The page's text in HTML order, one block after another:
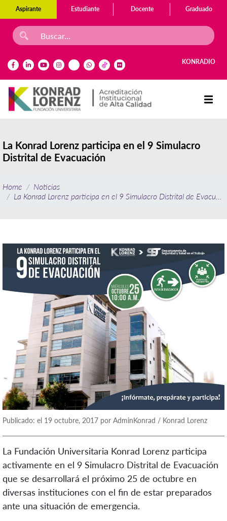
Aspirante Estudiante Docente Graduado
KONRADIO
La Konrad Lorenz participa en el 9 Simulacro
Distrital de Evacuación
Home
Noticias
La Konrad Lorenz participa en el 9 Simulacro Distrital de
Publicado: el 19 octubre, 2017 por AdminKonrad / Konrad Lorenz
La Fundación Universitaria Konrad Lorenz participa
activamente en el 9 Simulacro Distrital de Evacuación
que se desarrollará el próximo 25 de octubre en
diversas instituciones con el fin de estar preparados
ante una situación de emergencia.